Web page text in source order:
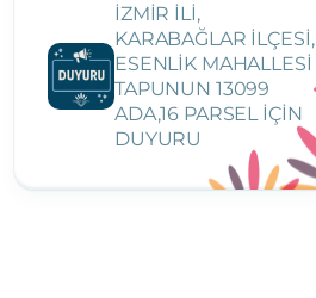
İZMİR İLİ,
KARABAĞLAR İLÇESİ,
ESENLİK MAHALLESİ
TAPUNUN 13099
ADA,16 PARSEL İÇİN
DUYURU